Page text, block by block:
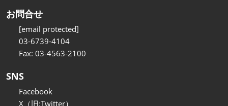
お問合せ
[email protected]
03-6739-4104
Fax: 03-4563-2100
SNS
Facebook
X（旧:Twitter）